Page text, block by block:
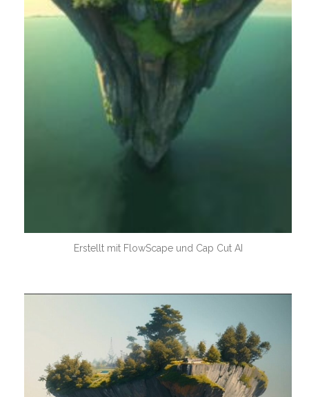
Erstellt mit FlowScape und Cap Cut AI